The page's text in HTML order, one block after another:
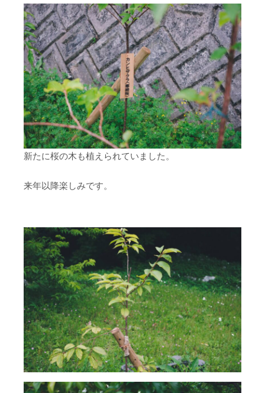
新たに桜の木も植えられていました。
来年以降楽しみです。